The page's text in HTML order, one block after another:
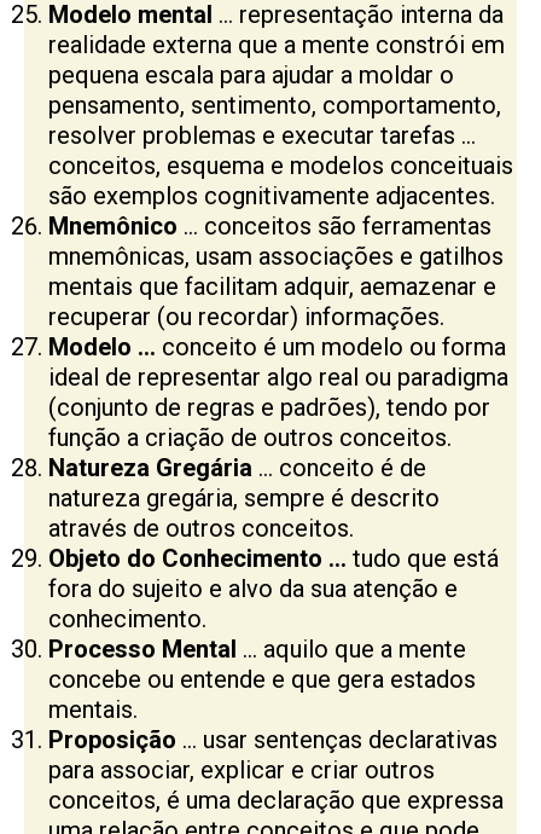
Modelo mental … representação interna da
realidade externa que a mente constrói em
pequena escala para ajudar a moldar o
pensamento, sentimento, comportamento,
resolver problemas e executar tarefas …
conceitos, esquema e modelos conceituais
são exemplos cognitivamente adjacentes.
Mnemônico … conceitos são ferramentas
mnemônicas, usam associações e gatilhos
mentais que facilitam adquir, aemazenar e
recuperar (ou recordar) informações.
Modelo … conceito é um modelo ou forma
ideal de representar algo real ou paradigma
(conjunto de regras e padrões), tendo por
função a criação de outros conceitos.
Natureza Gregária … conceito é de
natureza gregária, sempre é descrito
através de outros conceitos.
Objeto do Conhecimento … tudo que está
fora do sujeito e alvo da sua atenção e
conhecimento.
Processo Mental … aquilo que a mente
concebe ou entende e que gera estados
mentais.
Proposição … usar sentenças declarativas
para associar, explicar e criar outros
conceitos, é uma declaração que expressa